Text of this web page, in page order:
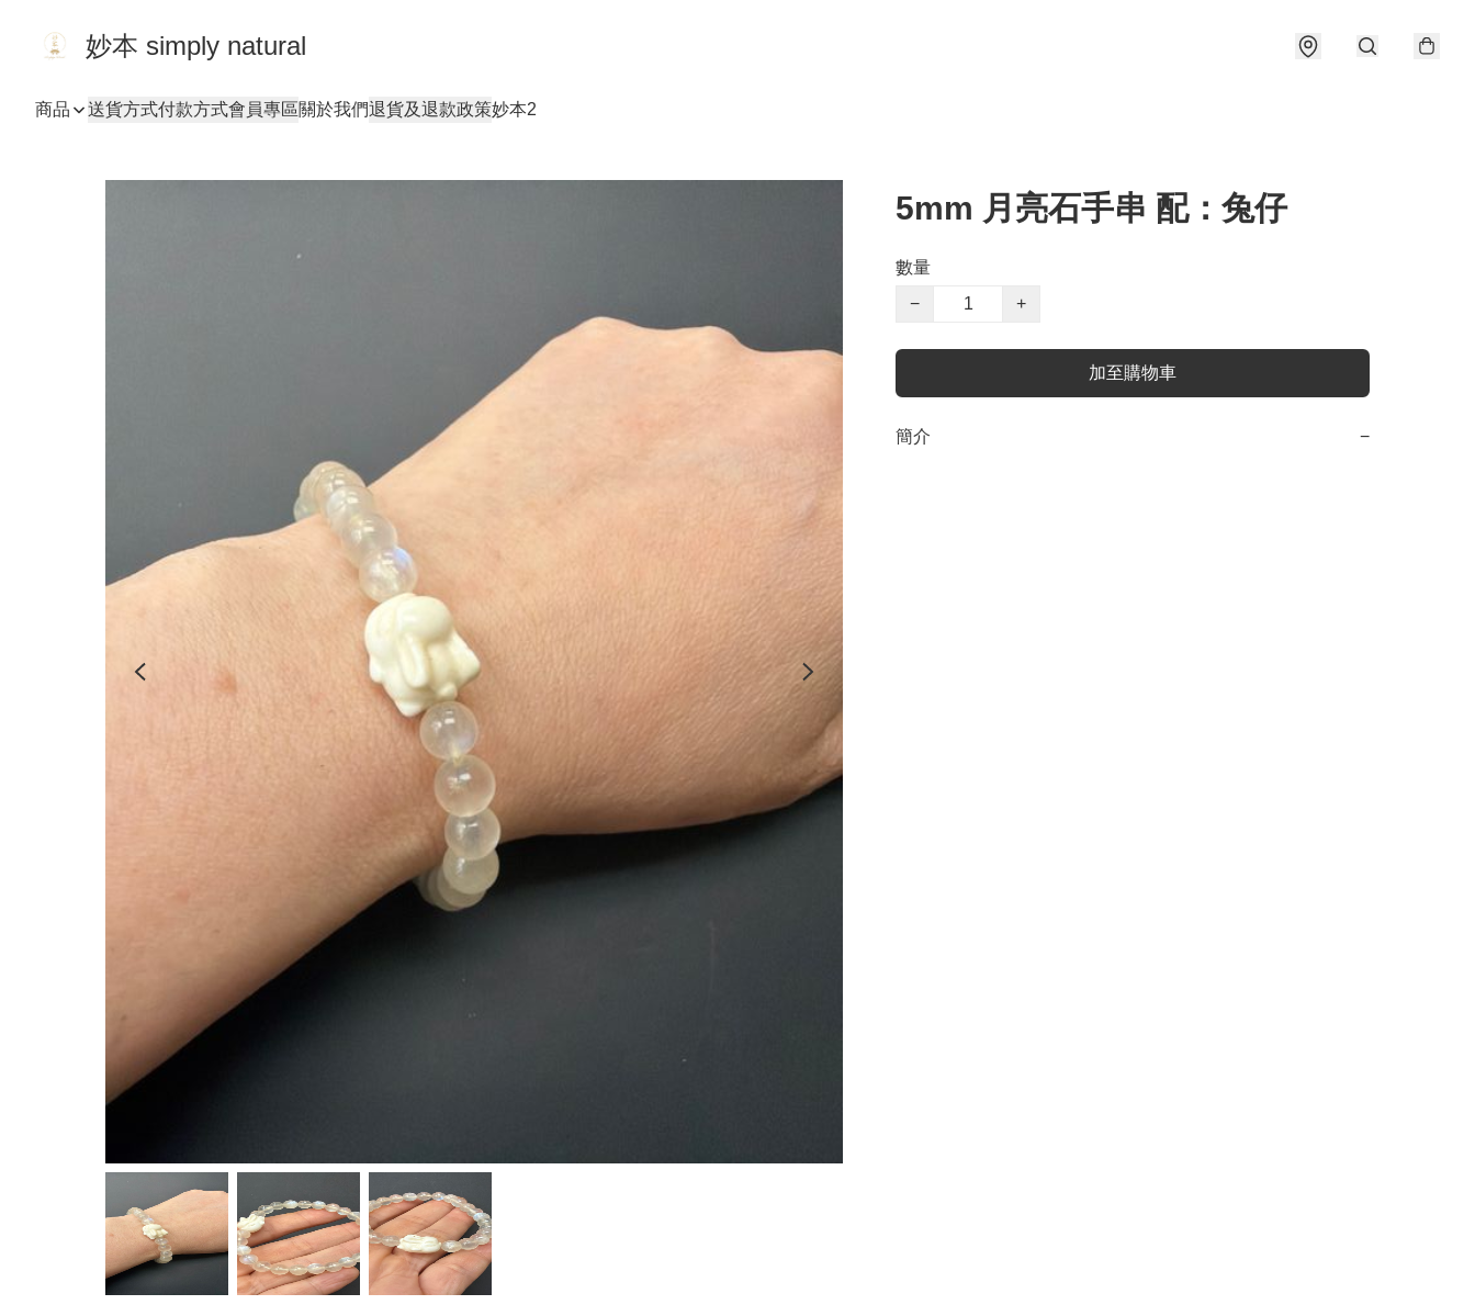
妙本 simply natural
商品 送貨方式付款方式會員專區關於我們退貨及退款政策妙本2
5mm 月亮石手串 配：兔仔
數量
−
+
加至購物車
簡介 −